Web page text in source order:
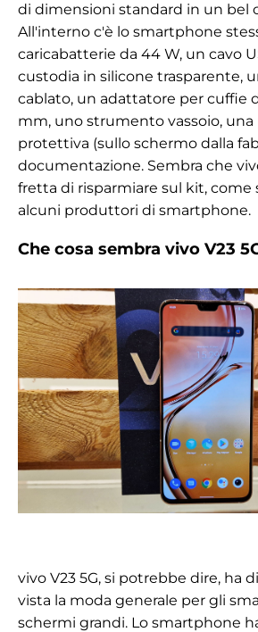
di dimensioni standard in un bel
All'interno c'è lo smartphone
caricabatterie da 44 W, un cavo
custodia in silicone trasparente,
cablato, un adattatore per cuffie
mm, uno strumento vassoio, una
protettiva (sullo schermo dalla
documentazione. Sembra che
fretta di risparmiare sul kit, come
alcuni produttori di smartphone.
Che cosa sembra vivo V23
vivo V23 5G, si potrebbe dire, ha
vista la moda generale per gli
schermi grandi. Lo smartphone